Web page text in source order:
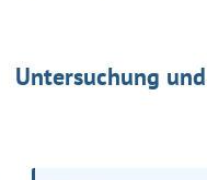
Untersuchung